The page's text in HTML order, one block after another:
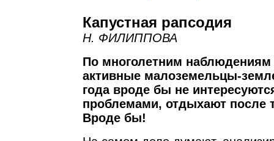
Капустная рапсодия
Н. ФИЛИППОВА
По многолетним наблюдениям
активные малоземельцы-
года вроде бы не
проблемами, отдыхают после
Вроде бы!